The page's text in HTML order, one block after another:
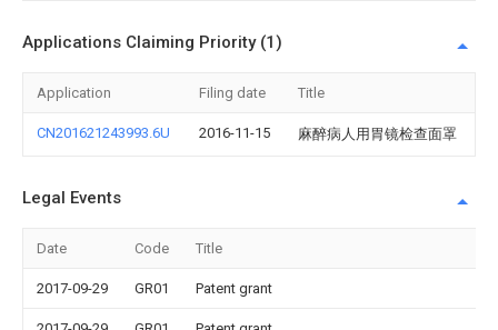
Applications Claiming Priority (1)
Application Filing date Title
CN201621243993.6U 2016-11-15 麻醉病人用胃镜检查面罩
Legal Events
Date Code Title
2017-09-29 GR01 Patent grant